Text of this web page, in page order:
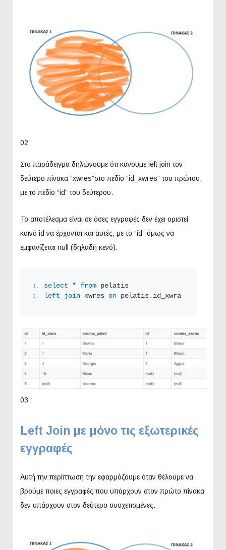
02
Στο παράδειγμα δηλώνουμε ότι κάνουμε left join τον
δεύτερο πίνακα “xwres”στο πεδίο “id_xwres” του πρώτου,
με το πεδίο “id” του δεύτερου.
Το αποτέλεσμα είναι σε όσες εγγραφές δεν έχει οριστεί
κοινό id να έρχονται και αυτές, με το “id” όμως να
εμφανίζεται null (δηλαδή κενό).
select * from pelatis
left
join xwres on pelatis.id_xwra =
03
Left Join με μόνο τις εξωτερικές
εγγραφές
Αυτή την περίπτωση την εφαρμόζουμε όταν θέλουμε να
βρούμε ποιες εγγραφές που υπάρχουν στον πρώτο πίνακα
δεν υπάρχουν στον δεύτερο συσχετισμένες.